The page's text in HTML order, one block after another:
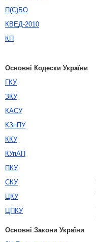
П(С)БО
КВЕД-2010
КП
Основні Кодески України
ГКУ
ЗКУ
КАСУ
КЗпПУ
ККУ
КУпАП
ПКУ
СКУ
ЦКУ
ЦПКУ
Основні Закони України